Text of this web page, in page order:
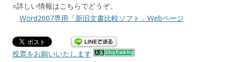
○詳しい情報はこちらでどうぞ。
Word2007専用「新旧文書比較ソフト」Webページ
投票をお願いいたします